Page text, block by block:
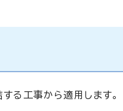
る工事から適用します。